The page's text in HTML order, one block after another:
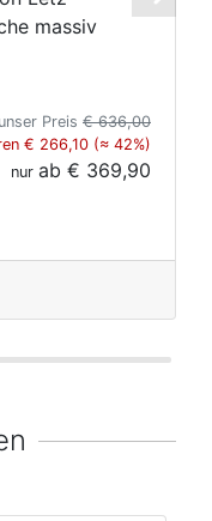
massiv
unser Preis € 636,00
€ 266,10 (≈ 42%)
nur ab € 369,90